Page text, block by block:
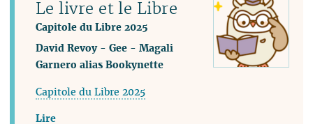
Le livre et le Libre
Capitole du Libre 2025
David Revoy-Gee -Magali
Garnero alias Bookynette
Capitole du Libre 2025
Lire